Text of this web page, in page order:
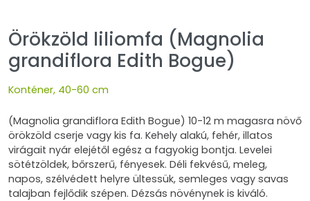
Örökzöld liliomfa (Magnolia
grandiflora Edith Bogue)
Konténer, 40-60 cm
(Magnolia grandiflora Edith Bogue) 10-12 m magasra növő
örökzöld cserje vagy kis fa. Kehely alakú, fehér, illatos
virágait nyár elejétől egész a fagyokig bontja. Levelei
sötétzöldek, bőrszerű, fényesek. Déli fekvésű, meleg,
napos, szélvédett helyre ültessük, semleges vagy savas
talajban fejlődik szépen. Dézsás növénynek is kiváló.